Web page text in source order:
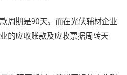
周期是90天。而在光伏辅材企业
的应收账款及应收票据周转天